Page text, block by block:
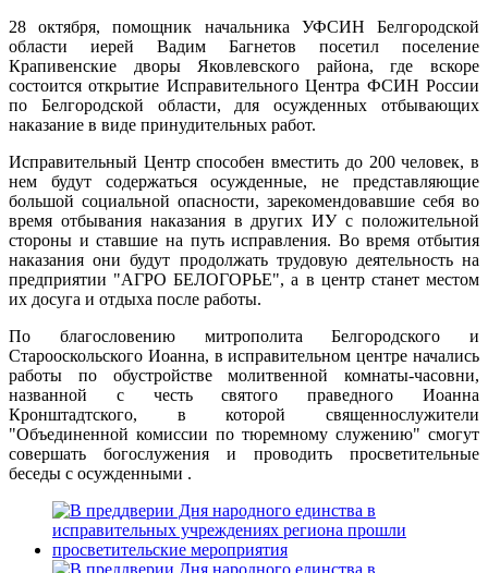
28 октября, помощник начальника УФСИН Белгородской
области иерей Вадим Багнетов посетил поселение
Крапивенские дворы Яковлевского района, где вскоре
состоится открытие Исправительного Центра ФСИН России
по Белгородской области, для осужденных отбывающих
наказание в виде принудительных работ.
Исправительный Центр способен вместить до 200 человек, в
нем будут содержаться осужденные, не представляющие
большой социальной опасности, зарекомендовавшие себя во
время отбывания наказания в других ИУ с положительной
стороны и ставшие на путь исправления. Во время отбытия
наказания они будут продолжать трудовую деятельность на
предприятии "АГРО БЕЛОГОРЬЕ", а в центр станет местом
их досуга и отдыха после работы.
По благословению митрополита Белгородского и
Старооскольского Иоанна, в исправительном центре начались
работы по обустройстве молитвенной комнаты-часовни,
названной с честь святого праведного Иоанна
Кронштадтского, в которой священнослужители
"Объединенной комиссии по тюремному служению" смогут
совершать богослужения и проводить просветительные
беседы с осужденными .